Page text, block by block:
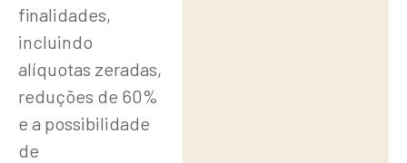
Regime
Específico
para
Produtores
finalidades,
incluindo
alíquotas zeradas,
reduções de 60%
e a possibilidade
de